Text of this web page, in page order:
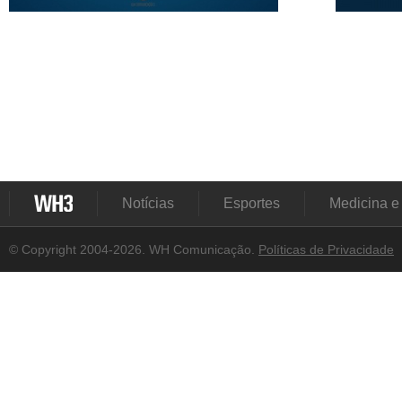
Notícias Esportes Medicina
© Copyright 2004-2026. WH Comunicação. Políticas de Privacidade